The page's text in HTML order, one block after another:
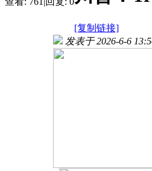
[复制链接]
发表于 2026-6-6